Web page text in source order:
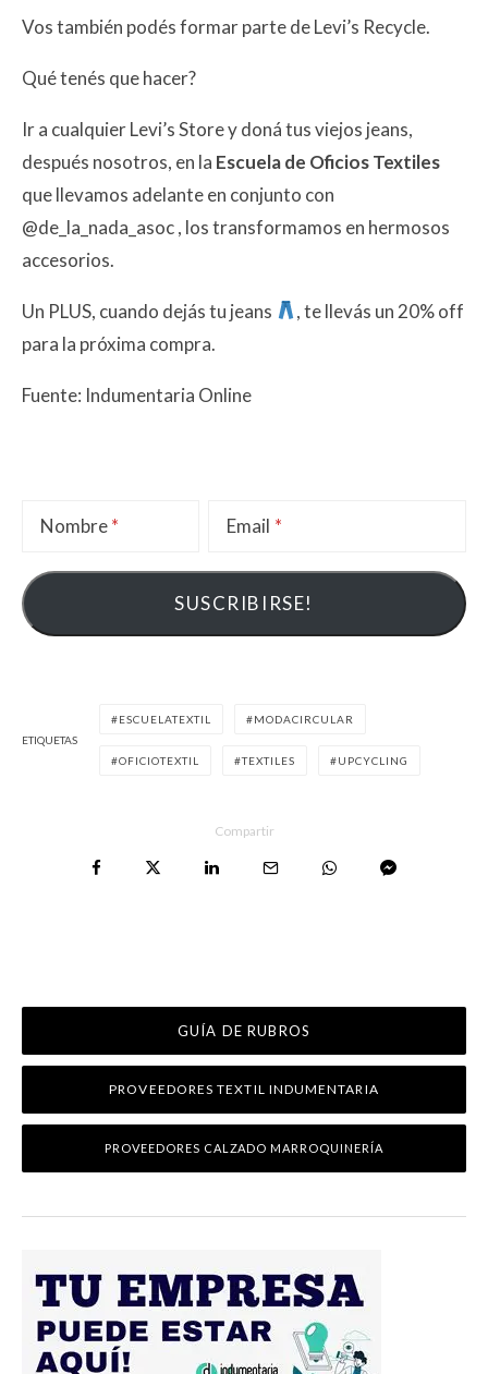
Vos también podés formar parte de Levi’s Recycle.
Qué tenés que hacer?
Ir a cualquier Levi’s Store y doná tus viejos jeans,
después nosotros, en la Escuela de Oficios Textiles
que llevamos adelante en conjunto con
@de_la_nada_asoc , los transformamos en hermosos
accesorios.
Un PLUS, cuando dejás tu jeans
, te llevás un 20% off
para la próxima compra.
Fuente: Indumentaria Online
Nombre Email
ETIQUETAS
ESCUELATEXTIL MODACIRCULAR
OFICIOTEXTIL TEXTILES UPCYCLING
Compartir
GUÍA DE RUBROS
PROVEEDORES TEXTIL INDUMENTARIA
PROVEEDORES CALZADO MARROQUINERÍA